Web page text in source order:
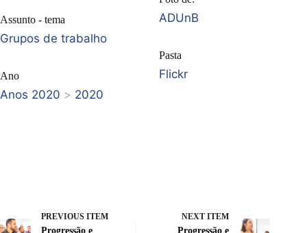
Assunto - tema
Grupos de trabalho
Ano
Anos 2020 > 2020
ADUnB
Pasta
Flickr
PREVIOUS ITEM
Progressão e
NEXT ITEM
Progressão e